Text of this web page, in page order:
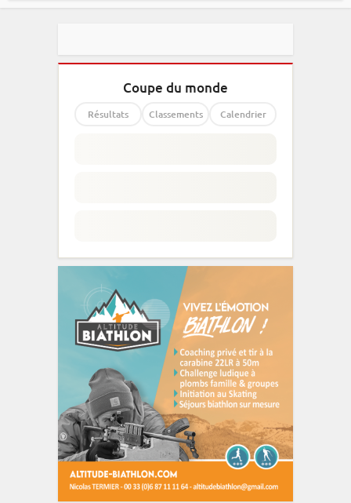
Coupe du monde
Résultats Classements Calendrier